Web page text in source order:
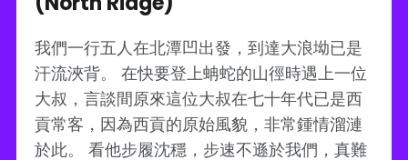
我們一行五人在北潭凹出發，到達大浪坳已是
汗流浹背。 在快要登上蚺蛇的山徑時遇上一位
大叔，言談間原來這位大叔在七十年代已是西
貢常客，因為西貢的原始風貌，非常鍾情溜漣
於此。 看他步履沈穩，步速不遜於我們，真難